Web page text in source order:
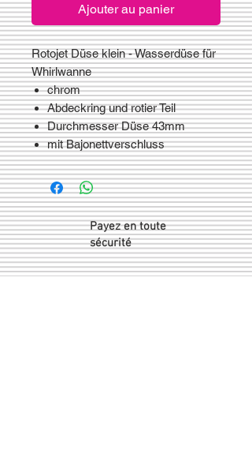
Ajouter au panier
Rotojet Düse klein - Wasserdüse für
Whirlwanne
chrom
Abdeckring und rotier Teil
Durchmesser Düse 43mm
mit Bajonettverschluss
Payez en toute
sécurité